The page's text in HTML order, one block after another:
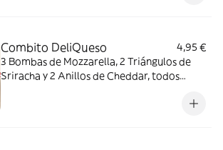
Combito DeliQueso
4,95 €
3 Bombas de Mozzarella, 2 Triángulos de
Sriracha y 2 Anillos de Cheddar, todos